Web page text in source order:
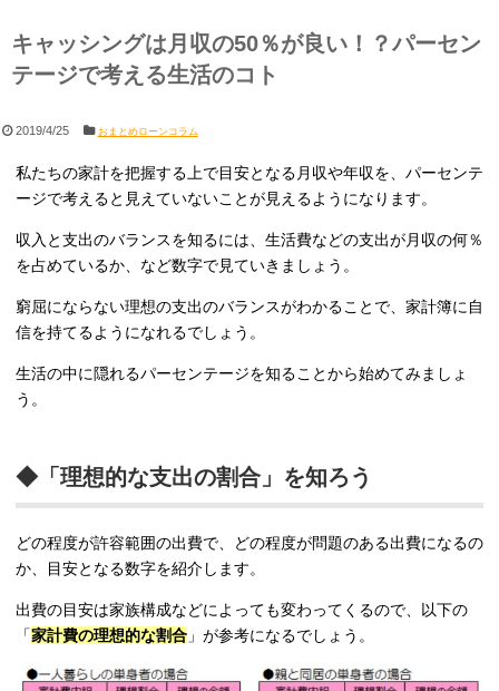
キャッシングは月収の50％が良い！？パーセン
テージで考える生活のコト
2019/4/25 おまとめローンコラム
私たちの家計を把握する上で目安となる月収や年収を、パーセンテ
ージで考えると見えていないことが見えるようになります。
収入と支出のバランスを知るには、生活費などの支出が月収の何％
を占めているか、など数字で見ていきましょう。
窮屈にならない理想の支出のバランスがわかることで、家計簿に自
信を持てるようになれるでしょう。
生活の中に隠れるパーセンテージを知ることから始めてみましょ
う。
◆「理想的な支出の割合」を知ろう
どの程度が許容範囲の出費で、どの程度が問題のある出費になるの
か、目安となる数字を紹介します。
出費の目安は家族構成などによっても変わってくるので、以下の
「家計費の理想的な割合 」が参考になるでしょう。